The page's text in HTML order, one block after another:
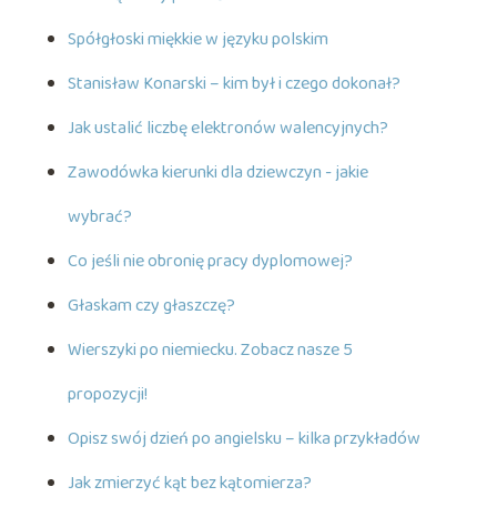
Spółgłoski miękkie w języku polskim
Stanisław Konarski – kim był i czego dokonał?
Jak ustalić liczbę elektronów walencyjnych?
Zawodówka kierunki dla dziewczyn - jakie
wybrać?
Co jeśli nie obronię pracy dyplomowej?
Głaskam czy głaszczę?
Wierszyki po niemiecku. Zobacz nasze 5
propozycji!
Opisz swój dzień po angielsku – kilka przykładów
Jak zmierzyć kąt bez kątomierza?